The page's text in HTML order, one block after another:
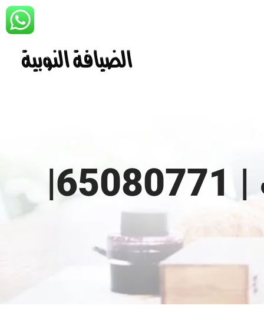
تاجير مستلزمات الافراح الكويت | 65080771|